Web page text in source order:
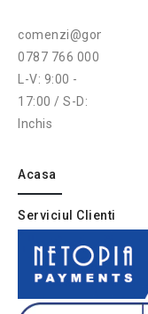
comenzi@gonga.ro
0787 766 000
L-V: 9:00 -
17:00 / S-D:
Inchis
Acasa
Serviciul Clienti